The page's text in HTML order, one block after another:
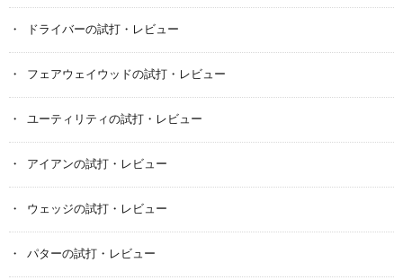
ドライバーの試打・レビュー
フェアウェイウッドの試打・レビュー
ユーティリティの試打・レビュー
アイアンの試打・レビュー
ウェッジの試打・レビュー
パターの試打・レビュー